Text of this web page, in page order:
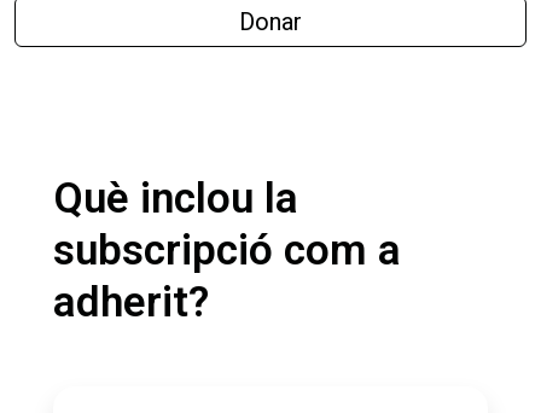
Donar
Què inclou la
subscripció com a
adherit?